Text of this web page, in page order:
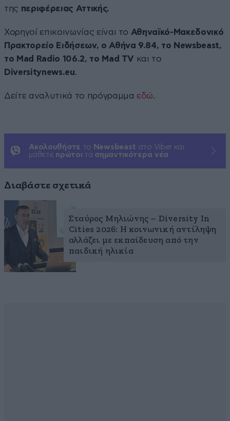
της περιφέρειας Αττικής.
Χορηγοί επικοινωνίας είναι το Αθηναϊκό-Μακεδονικό
Πρακτορείο Ειδήσεων, ο Αθήνα 9.84, το Newsbeast,
το Mad Radio 106.2, το Mad TV και το
Diversitynews.eu.
Δείτε αναλυτικά το πρόγραμμα εδώ.
Ακολουθήστε το Newsbeast στο Viber και
μάθετε πρώτοι τα σημαντικότερα νέα
Διαβάστε σχετικά
Σταύρος Μηλιώνης – Diversity In
Cities 2026: Η κοινωνική αντίληψη
αλλάζει με εκπαίδευση από την
παιδική ηλικία